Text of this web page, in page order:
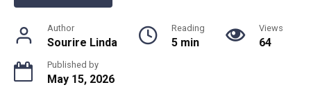
Author
Sourire Linda
Reading
5 min
Views
64
Published by
May 15, 2026